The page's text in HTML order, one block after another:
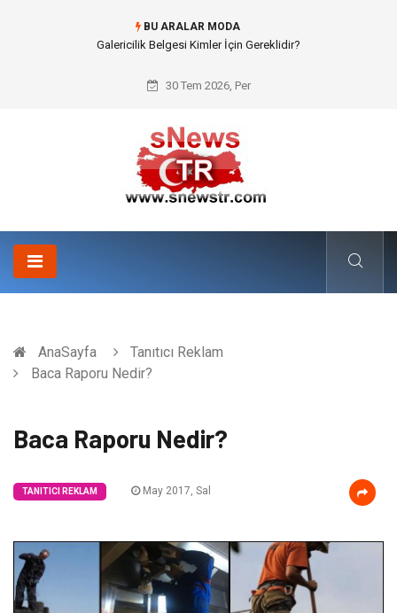
BU ARALAR MODA
Galericilik Belgesi Kimler İçin Gereklidir?
30 Tem 2026, Per
AnaSayfa
Tanıtıcı Reklam
Baca Raporu Nedir?
Baca Raporu Nedir?
TANITICI REKLAM May 2017, Sal